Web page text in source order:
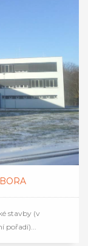
stavby (v
pořadí)...